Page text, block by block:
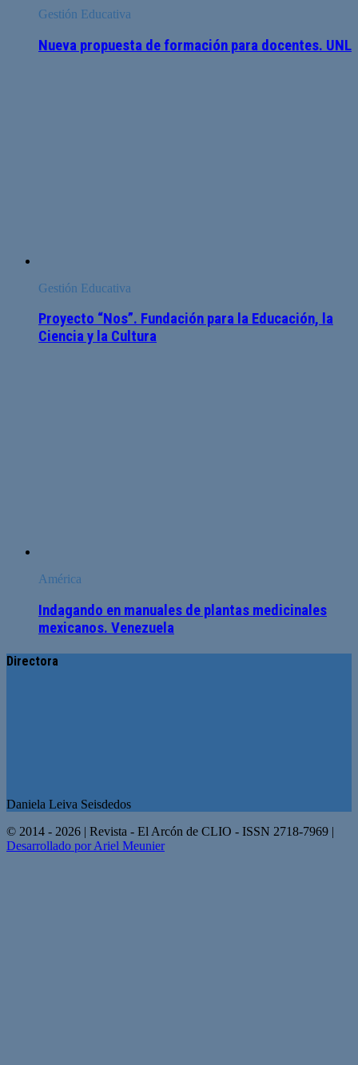
Gestión Educativa
Nueva propuesta de formación para docentes. UNL
Gestión Educativa
Proyecto “Nos”. Fundación para la Educación, la
Ciencia y la Cultura
América
Indagando en manuales de plantas medicinales
mexicanos. Venezuela
Directora
Daniela Leiva Seisdedos
© 2014 - 2026 | Revista - El Arcón de CLIO - ISSN 2718-7969 |
Desarrollado por Ariel Meunier